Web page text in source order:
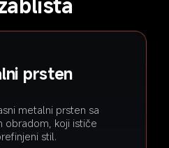
prsten
metalni prsten sa
obradom, koji ističe
stil.